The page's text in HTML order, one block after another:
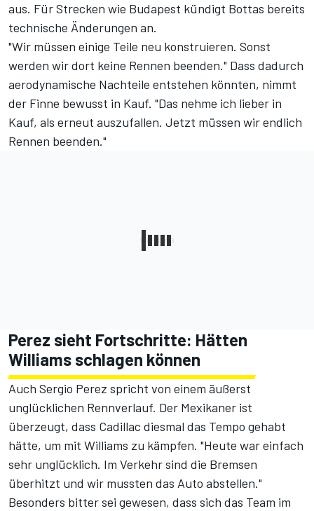
aus. Für Strecken wie Budapest kündigt Bottas bereits
technische Änderungen an.
"Wir müssen einige Teile neu konstruieren. Sonst
werden wir dort keine Rennen beenden." Dass dadurch
aerodynamische Nachteile entstehen könnten, nimmt
der Finne bewusst in Kauf. "Das nehme ich lieber in
Kauf, als erneut auszufallen. Jetzt müssen wir endlich
Rennen beenden."
Perez sieht Fortschritte: Hätten
Williams schlagen können
Auch Sergio Perez spricht von einem äußerst
unglücklichen Rennverlauf. Der Mexikaner ist
überzeugt, dass Cadillac diesmal das Tempo gehabt
hätte, um mit Williams zu kämpfen. "Heute war einfach
sehr unglücklich. Im Verkehr sind die Bremsen
überhitzt und wir mussten das Auto abstellen."
Besonders bitter sei gewesen, dass sich das Team im